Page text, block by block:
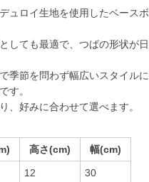
ュロイ生地を使用したベース
しても最適で、つばの形状が
季節を問わず幅広いスタイル
す。
、好みに合わせて選べます。
高さ(cm) 幅(cm)
12 30